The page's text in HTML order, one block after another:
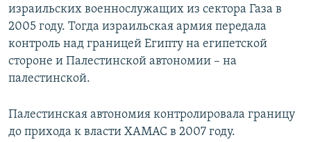
израильских военнослужащих из сектора Газа в
2005 году. Тогда израильская армия передала
контроль над границей Египту на египетской
стороне и Палестинской автономии – на
палестинской.
Палестинская автономия контролировала границу
до прихода к власти ХАМАС в 2007 году.